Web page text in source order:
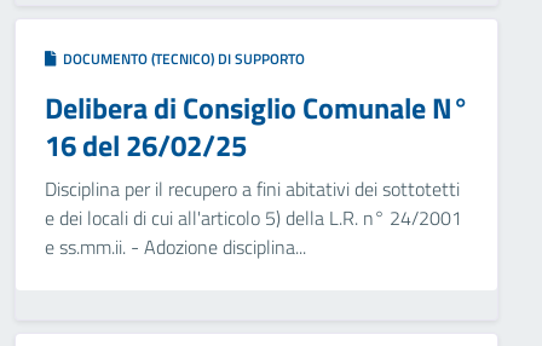
DOCUMENTO (TECNICO) DI SUPPORTO
Delibera di Consiglio Comunale N°
16 del 26/02/25
Disciplina per il recupero a fini abitativi dei sottotetti
e dei locali di cui all'articolo 5) della L.R. n° 24/2001
e ss.mm.ii. - Adozione disciplina...